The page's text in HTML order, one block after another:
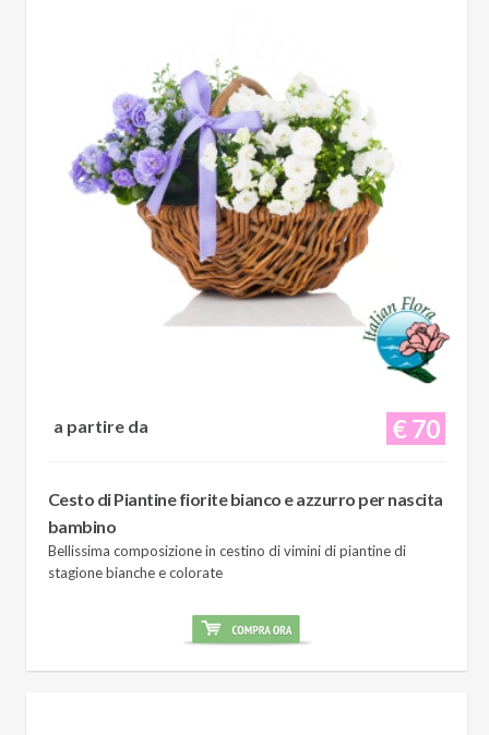
€ 70
a partire da
Cesto di Piantine fiorite bianco e azzurro per nascita
bambino
Bellissima composizione in cestino di vimini di piantine di
stagione bianche e colorate